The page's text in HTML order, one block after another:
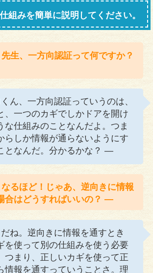
組みを簡単に説明してください。
生、一方向認証って何ですか？
ん、一方向認証っていうのは、
、一つのカギでしかドアを開け
な仕組みのことなんだよ。つま
らしか情報が通らないようにす
となんだ。分かるかな？ —
るほど！じゃあ、逆向きに情報
合はどうすればいいの？ —
ね。逆向きに情報を通すとき
を使って別の仕組みを使う必要
つまり、正しいカギを使って正
情報を通すっていうことさ。理